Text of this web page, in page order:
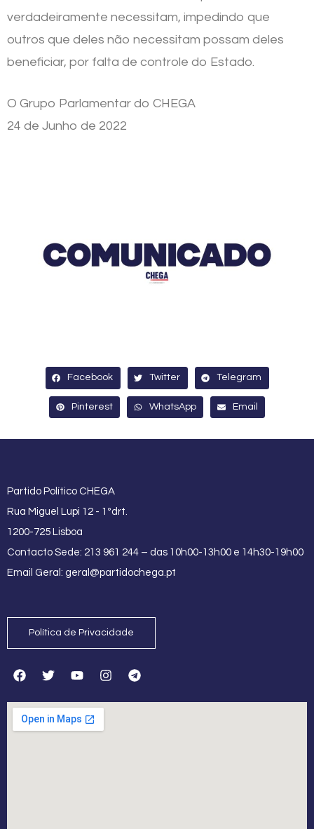
verdadeiramente necessitam, impedindo que
outros que deles não necessitam possam deles
beneficiar, por falta de controle do Estado.
O Grupo Parlamentar do CHEGA
24 de Junho de 2022
Facebook Twitter Telegram
Pinterest WhatsApp Email
Partido Político CHEGA
Rua Miguel Lupi 12 - 1ºdrt.
1200-725 Lisboa
Contacto Sede: 213 961 244 – das 10h00-13h00 e 14h30-19h00
Email Geral: geral@partidochega.pt
Política de Privacidade